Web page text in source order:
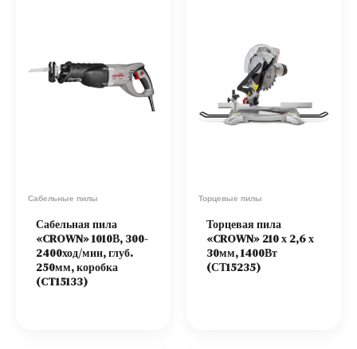
Сабельные пилы
Сабельная пила
«CROWN» 1010В, 300-
2400ход/мин, глуб.
250мм, коробка
(CT15133)
Торцевые пилы
Торцевая пила
«CROWN» 210 х 2,6 х
30мм, 1400Вт
(СТ15235)